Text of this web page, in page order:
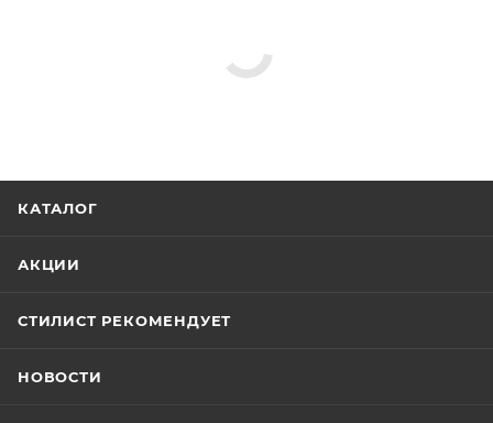
КАТАЛОГ
АКЦИИ
СТИЛИСТ РЕКОМЕНДУЕТ
НОВОСТИ